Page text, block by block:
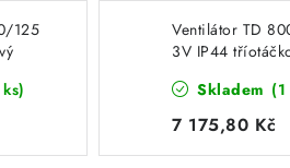
125
Ventilátor TD
3V IP44
Skladem (1
7 175,80 Kč